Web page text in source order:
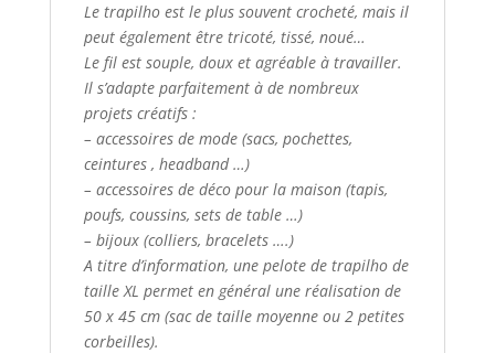
Le trapilho est le plus souvent crocheté, mais il
peut également être tricoté, tissé, noué…
Le fil est souple, doux et agréable à travailler.
Il s’adapte parfaitement à de nombreux
projets créatifs :
– accessoires de mode (sacs, pochettes,
ceintures , headband …)
– accessoires de déco pour la maison (tapis,
poufs, coussins, sets de table …)
– bijoux (colliers, bracelets ….)
A titre d’information, une pelote de trapilho de
taille XL permet en général une réalisation de
50 x 45 cm (sac de taille moyenne ou 2 petites
corbeilles).